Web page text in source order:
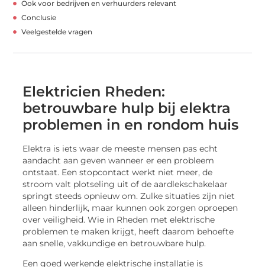
Ook voor bedrijven en verhuurders relevant
Conclusie
Veelgestelde vragen
Elektricien Rheden:
betrouwbare hulp bij elektra
problemen in en rondom huis
Elektra is iets waar de meeste mensen pas echt
aandacht aan geven wanneer er een probleem
ontstaat. Een stopcontact werkt niet meer, de
stroom valt plotseling uit of de aardlekschakelaar
springt steeds opnieuw om. Zulke situaties zijn niet
alleen hinderlijk, maar kunnen ook zorgen oproepen
over veiligheid. Wie in Rheden met elektrische
problemen te maken krijgt, heeft daarom behoefte
aan snelle, vakkundige en betrouwbare hulp.
Een goed werkende elektrische installatie is